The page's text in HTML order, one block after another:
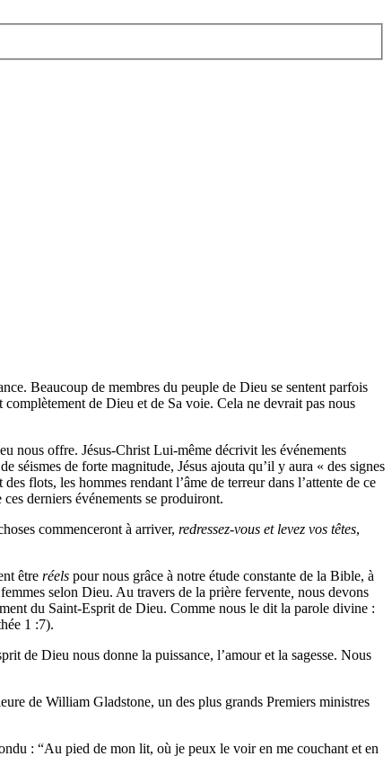
Beaucoup de membres du peuple de Dieu se sentent parfois
de Dieu et de Sa voie. Cela ne devrait pas nous
nous offre. Jésus-Christ Lui-même décrivit les événements
séismes de forte magnitude, Jésus ajouta qu’il y aura « des signes
flots, les hommes rendant l’âme de terreur dans l’attente de ce
ces derniers événements se produiront.
commenceront à arriver, redressez-vous et levez vos têtes,
être réels pour nous grâce à notre étude constante de la Bible, à
selon Dieu. Au travers de la prière fervente, nous devons
du Saint-Esprit de Dieu. Comme nous le dit la parole divine :
1 :7).
de Dieu nous donne la puissance, l’amour et la sagesse. Nous
de William Gladstone, un des plus grands Premiers ministres
: “Au pied de mon lit, où je peux le voir en me couchant et en